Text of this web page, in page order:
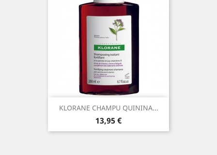
KLORANE CHAMPU QUININA...
Precio
13,95 €